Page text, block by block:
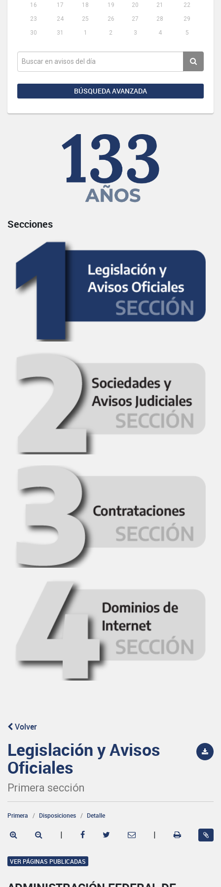
16
17 18 19 20 21
22
23
24 25 26 27 28
29
30
31 1 2 3 4 5
BÚSQUEDA AVANZADA
Secciones
Volver
Legislación y Avisos
Oficiales
Primera sección
Primera Disposiciones Detalle
| |
VER PÁGINAS PUBLICADAS